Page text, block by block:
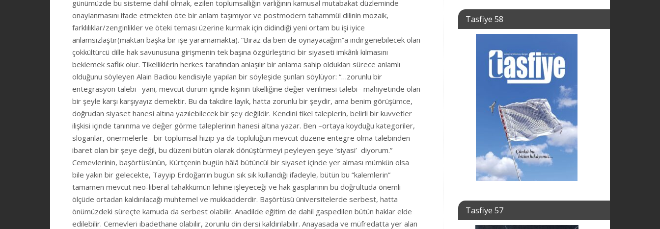
günümüzde bu sisteme dahil olmak, ezilen toplumsallığın varlığının kamusal mutabakat düzleminde
onaylanmasını ifade etmekten öte bir anlam taşımıyor ve postmodern tahammül dilinin mozaik,
farklılıklar/zenginlikler ve öteki teması üzerine kurmak için didindiği yeni ortam bu işi iyice
anlamsızlaştır(maktan başka bir işe yaramamakta). “Biraz da ben de oynayacağım”a indirgenebilecek olan
çokkültürcü dille hak savunusuna girişmenin tek başına özgürleştirici bir siyaseti imkânlı kılmasını
beklemek saflık olur. Tikelliklerin herkes tarafından anlaşılır bir anlama sahip oldukları sürece anlamlı
olduğunu söyleyen Alain Badiou kendisiyle yapılan bir söyleşide şunları söylüyor: “…zorunlu bir
entegrasyon talebi –yani, mevcut durum içinde kişinin tikelliğine değer verilmesi talebi– mahiyetinde olan
bir şeyle karşı karşıyayız demektir. Bu da takdire layık, hatta zorunlu bir şeydir, ama benim görüşümce,
doğrudan siyaset hanesi altına yazılebilecek bir şey değildir. Kendini tikel taleplerin, belirli bir kuvvetler
ilişkisi içinde tanınma ve değer görme taleplerinin hanesi altına yazar. Ben –ortaya koyduğu kategoriler,
sloganlar, önermelerle– bir toplumsal hizip ya da topluluğun mevcut düzene entegre olma talebinden
ibaret olan bir şeye değil, bu düzeni bütün olarak dönüştürmeyi peyleyen şeye ‘siyasi’ diyorum.”
Cemevlerinin, başörtüsünün, Kürtçenin bugün hâlâ bütüncül bir siyaset içinde yer alması mümkün olsa
bile yakın bir gelecekte, Tayyip Erdoğan’ın bugün sık sık kullandığı ifadeyle, bütün bu “kalemlerin”
tamamen mevcut neo-liberal tahakkümün lehine işleyeceği ve hak gasplarının bu doğrultuda önemli
ölçüde ortadan kaldırılacağı muhtemel ve mukkadderdir. Başörtüsü üniversitelerde serbest, hatta
önümüzdeki süreçte kamuda da serbest olabilir. Anadilde eğitim de dahil gaspedilen bütün haklar elde
edilebilir. Cemevleri ibadethane olabilir, zorunlu din dersi kaldırılabilir. Anayasada ve müfredatta yer alan
Tasfiye 58
Tasfiye 57